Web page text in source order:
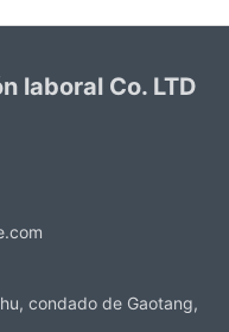
laboral Co. LTD
condado de Gaotang,